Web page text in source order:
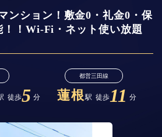
ンション！敷金0・礼金0・保
！！Wi-Fi・ネット使い放題
徒歩5 分
都営三田線
蓮根駅 徒歩11 分